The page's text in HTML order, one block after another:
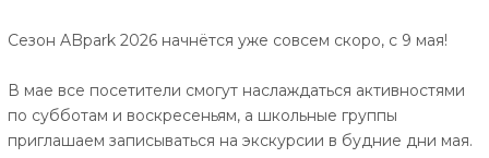
Сезон ABpark 2026 начнётся уже совсем скоро, с 9 мая!
В мае все посетители смогут наслаждаться активностями
по субботам и воскресеньям, а школьные группы
приглашаем записываться на экскурсии в будние дни мая.